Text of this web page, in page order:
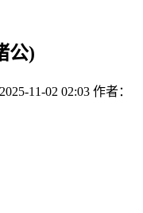
公)
11-02 02:03 作者：